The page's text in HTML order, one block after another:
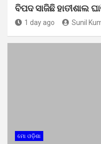
ବିପଦ ସାଜିଛି ହାତୀଶାଲ
1 day ago Sunil
ମୋ ଓଡ଼ିଶା